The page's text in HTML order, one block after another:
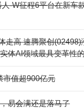
-W征程6平台在新车
走高 速腾聚创
体AI领域最具变革性
市值超900亿元
易会满还是落马了